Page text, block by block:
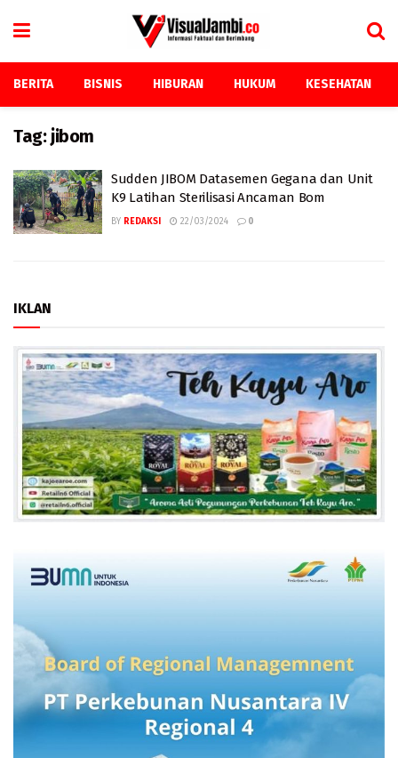
BERITA BISNIS HIBURAN HUKUM KESEHATAN
Tag: jibom
Sudden JIBOM Datasemen Gegana dan Unit
K9 Latihan Sterilisasi Ancaman Bom
BY REDAKSI 22/03/2024 0
IKLAN